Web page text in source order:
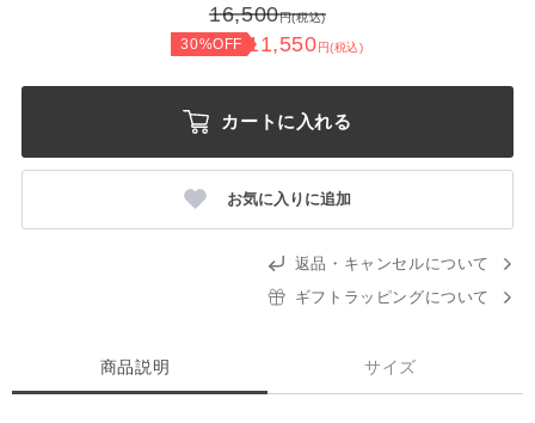
16,500円(税込)
30%OFF 11,550円(税込)
カートに入れる
お気に入りに追加
返品・キャンセルについて
ギフトラッピングについて
商品説明 サイズ